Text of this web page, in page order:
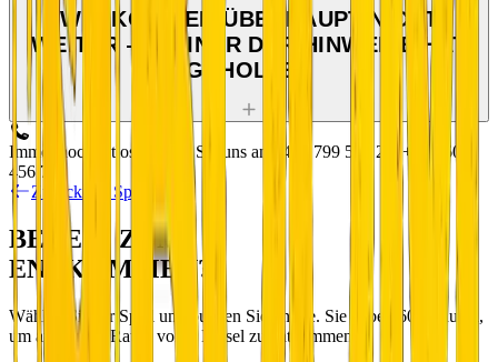
WIR KOMMEN ÜBERHAUPT NICHT
WEITER — KEINER DER HINWEISE HAT
GEHOLFEN
Immer noch ratlos? Rufen Sie uns an: +420 799 510 277+420 604
456 720
Zurück zur Spielseite
BEREIT ZUM
ENTKOMMEN?
Wählen Sie Ihr Spiel und buchen Sie online. Sie haben 60 Minuten,
um aus einem Raum voller Rätsel zu entkommen.